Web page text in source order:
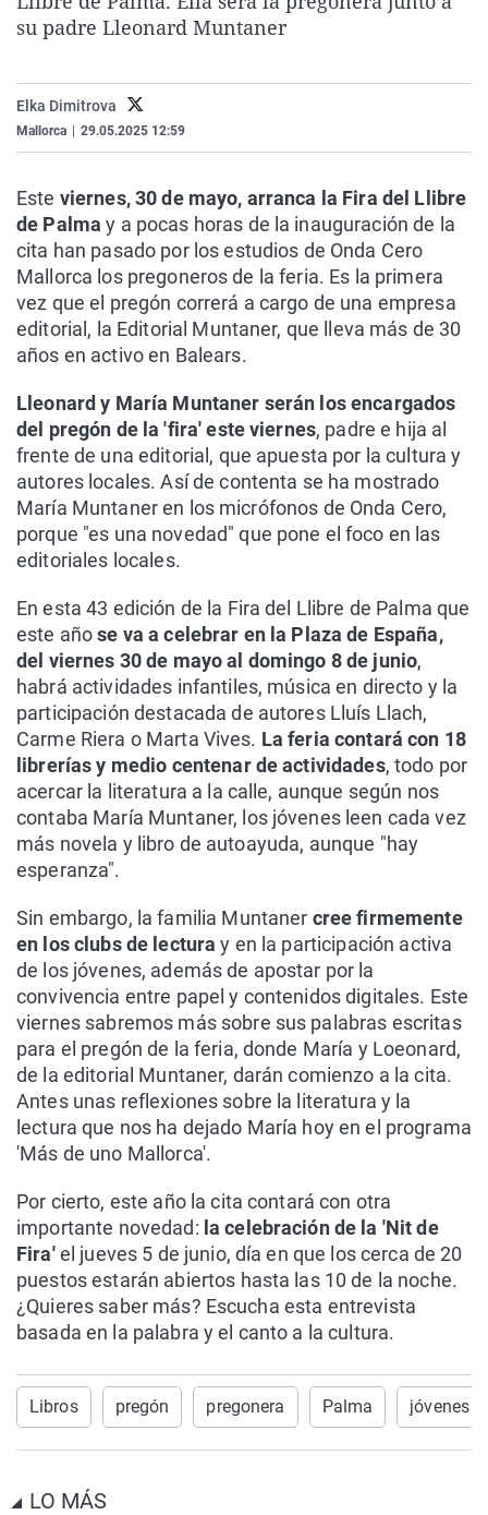
La rosa de los vientos
Caso
Extremadura
Virales
su padre Lleonard Muntaner
Elka Dimitrova
Mallorca 29.05.2025 12:59
Este viernes, 30 de mayo, arranca la Fira del Llibre
de Palma y a pocas horas de la inauguración de la
cita han pasado por los estudios de Onda Cero
Mallorca los pregoneros de la feria. Es la primera
vez que el pregón correrá a cargo de una empresa
editorial, la Editorial Muntaner, que lleva más de 30
años en activo en Balears.
Lleonard y María Muntaner serán los encargados
del pregón de la 'fira' este viernes, padre e hija al
frente de una editorial, que apuesta por la cultura y
autores locales. Así de contenta se ha mostrado
María Muntaner en los micrófonos de Onda Cero,
porque "es una novedad" que pone el foco en las
editoriales locales.
En esta 43 edición de la Fira del Llibre de Palma que
este añose va a celebrar en la Plaza de España,
del viernes 30 de mayo al domingo 8 de junio,
habrá actividades infantiles, música en directo y la
participación destacada de autores Lluís Llach,
Carme Riera o Marta Vives. La feria contará con 18
librerías y medio centenar de actividades, todo por
acercar la literatura a la calle, aunque según nos
contaba María Muntaner, los jóvenes leen cada vez
más novela y libro de autoayuda, aunque "hay
esperanza".
Sin embargo, la familia Muntaner cree firmemente
en los clubs de lecturay en la participación activa
de los jóvenes, además de apostar por la
convivencia entre papel y contenidos digitales. Este
viernes sabremos más sobre sus palabras escritas
para el pregón de la feria, donde María y Loeonard,
de la editorial Muntaner, darán comienzo a la cita.
Antes unas reflexiones sobre la literatura y la
lectura que nos ha dejado María hoy en el programa
'Más de uno Mallorca'.
Por cierto, este año la cita contará con otra
importante novedad: la celebración de la 'Nit de
Fira'el jueves 5 de junio, día en que los cerca de 20
puestos estarán abiertos hasta las 10 de la noche.
¿Quieres saber más? Escucha esta entrevista
basada en la palabra y el canto a la cultura.
Libros pregón pregonera Palma jóvenes
LO MÁS